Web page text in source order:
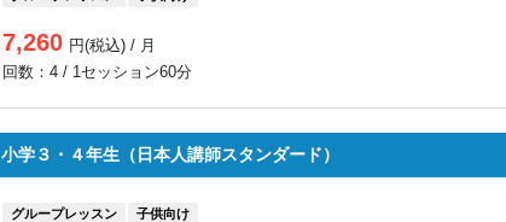
7,260 円(税込) / 月
回数：4 / 1セッション60分
小学３・４年生（日本人講師スタンダード）
グループレッスン 子供向け